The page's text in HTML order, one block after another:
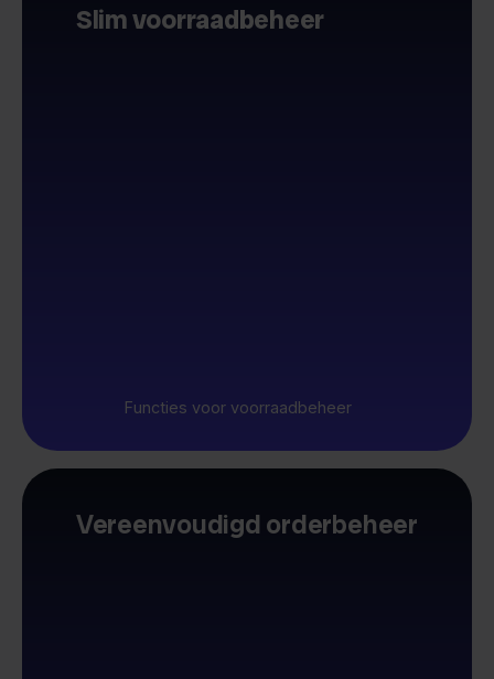
Slim voorraadbeheer
Functies voor voorraadbeheer
Vereenvoudigd orderbeheer